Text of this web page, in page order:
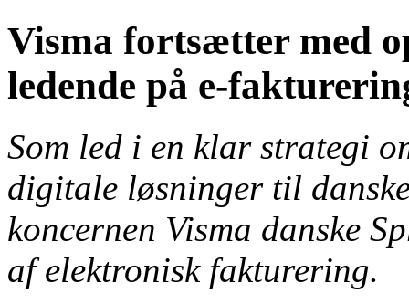
Visma fortsætter med
ledende på e-
Som led i en klar strategi
digitale løsninger til
koncernen Visma danske
af elektronisk fakturering.